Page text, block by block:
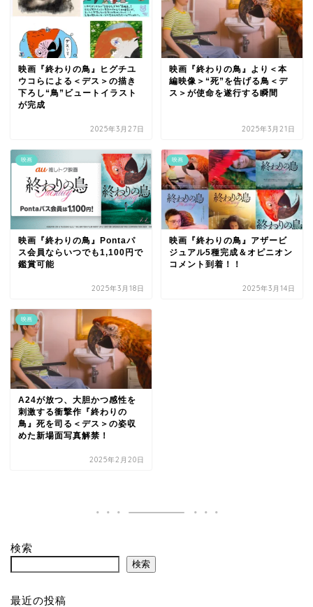
映画『終わりの鳥』ヒグチユ
ウコらによる＜デス＞の描き
下ろし“鳥”ビュートイラスト
が完成
2025年3月27日
映画『終わりの鳥』より＜本
編映像＞“死”を告げる鳥＜デ
ス＞が使命を遂行する瞬間
2025年3月21日
映画
映画『終わりの鳥』Pontaパ
ス会員ならいつでも1,100円で
鑑賞可能
2025年3月18日
映画
映画『終わりの鳥』アザービ
ジュアル5種完成＆オピニオン
コメント到着！！
2025年3月14日
映画
A24が放つ、大胆かつ感性を
刺激する衝撃作『終わりの
鳥』死を司る＜デス＞の姿収
めた新場面写真解禁！
2025年2月20日
検索
検索
最近の投稿